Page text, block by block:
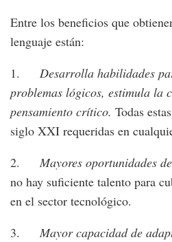
Entre los beneficios que
lenguaje están:
1. Desarrolla habilidades
problemas lógicos, estimula la
pensamiento crítico. Todas
siglo XXI requeridas en
2. Mayores oportunidades
no hay suficiente talento para
en el sector tecnológico.
3. Mayor capacidad de